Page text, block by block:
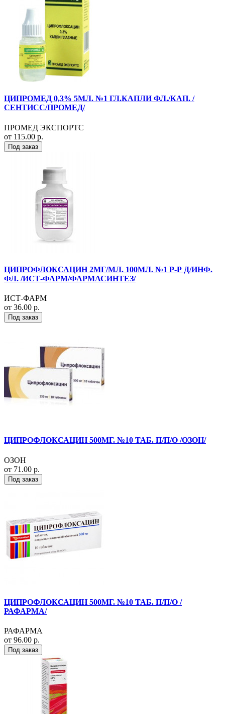
ЦИПРОМЕД 0,3% 5МЛ. №1 ГЛ.КАПЛИ ФЛ./КАП. /
СЕНТИСС/ПРОМЕД/
ПРОМЕД ЭКСПОРТС
от 115.00 р.
Под заказ
ЦИПРОФЛОКСАЦИН 2МГ/МЛ. 100МЛ. №1 Р-Р Д/ИНФ.
ФЛ. /ИСТ-ФАРМ/ФАРМАСИНТЕЗ/
ИСТ-ФАРМ
от 36.00 р.
Под заказ
ЦИПРОФЛОКСАЦИН 500МГ. №10 ТАБ. П/П/О /ОЗОН/
ОЗОН
от 71.00 р.
Под заказ
ЦИПРОФЛОКСАЦИН 500МГ. №10 ТАБ. П/П/О /
РАФАРМА/
РАФАРМА
от 96.00 р.
Под заказ